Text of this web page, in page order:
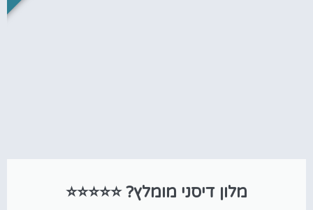
מלון דיסני מומלץ? ⭐⭐⭐⭐⭐